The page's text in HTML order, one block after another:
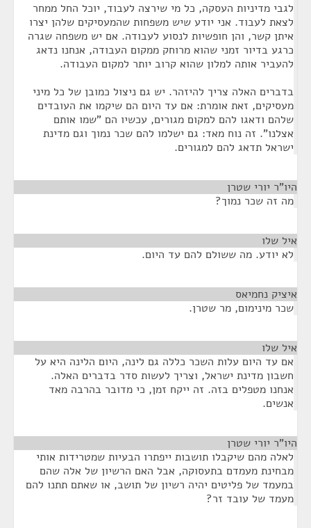
לגבי מדיניות העסקה, כל מי שירצה לעבוד, יוכל החל ממחר
לצאת לעבוד. אני יודע שיש משפחות שהמעסיקים שלהן יצרו
איתן קשר, והן חופשיות לנסוע לעבודה. אם יש משפחה שגרה
כרגע בדיור זמני שהוא מרוחק ממקום העבודה, אנחנו נדאג
להעביר אותה למלון שהוא קרוב יותר למקום העבודה.
בדברים האלה צריך להיזהר. יש גם ניצול כמובן של כל מיני
מעסיקים, זאת אומרת: אם עד היום הם שיקמו את העובדים
שלהם ודאגו להם למקום מגורים, עכשיו הם "שמו אותם
אצלנו". זה נוח מאד: גם ישלמו להם שכר נמוך וגם מדינת
ישראל תדאג להם למגורים.
היו"ר יורי שטרן
מה זה שכר נמוך?
איל שלו
לא יודע. מה ששולם להם עד היום.
איציק נחמיאס
שכר מינימום, מר שטרן.
איל שלו
אם עד היום עלות השכר כללה גם לינה, היום הלינה היא על
חשבון מדינת ישראל, וצריך לעשות סדר בדברים האלה.
אנחנו מטפלים בזה. זה ייקח זמן, כי מדובר בהרבה מאד
אנשים.
היו"ר יורי שטרן
לאלה מהם שיקבלו תושבות ייפתרו הבעיות שמטרידות אותי
מבחינת מעמדם בתעסוקה, אבל האם הרשיון של אלה שהם
במעמד של פליטים יהיה רשיון של תושב, או שאתם תתנו להם
מעמד של עובד זר?